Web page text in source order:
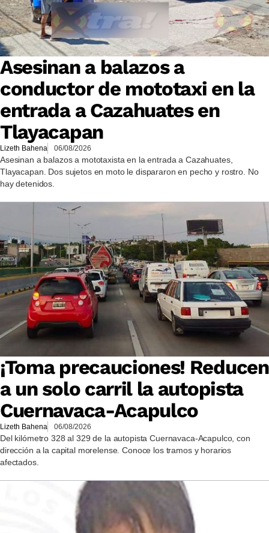
Asesinan a balazos a
conductor de mototaxi en la
entrada a Cazahuates en
Tlayacapan
Lizeth Bahena 06/08/2026
Asesinan a balazos a mototaxista en la entrada a Cazahuates,
Tlayacapan. Dos sujetos en moto le dispararon en pecho y rostro. No
hay detenidos.
¡Toma precauciones! Reducen
a un solo carril la autopista
Cuernavaca-Acapulco
Lizeth Bahena 06/08/2026
Del kilómetro 328 al 329 de la autopista Cuernavaca-Acapulco, con
dirección a la capital morelense. Conoce los tramos y horarios
afectados.